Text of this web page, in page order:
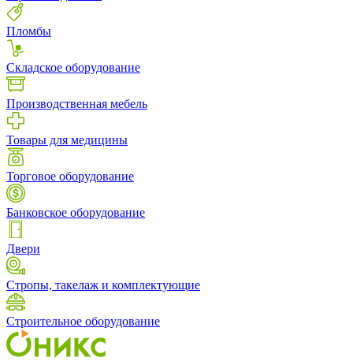
Пломбы
Складское оборудование
Производственная мебель
Товары для медицины
Торговое оборудование
Банковское оборудование
Двери
Стропы, такелаж и комплектующие
Строительное оборудование